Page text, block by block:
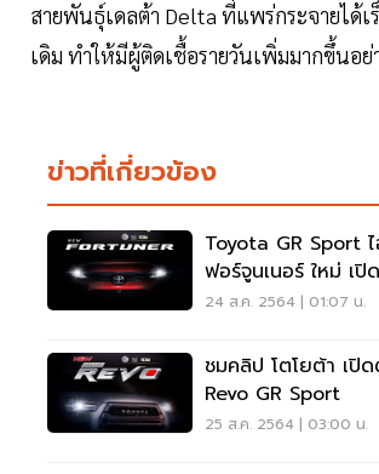
สายพันธุ์เดลต้า Delta ที่แพร่กระจายได้เ
เดิม ทำให้มีผู้ติดเชื้อรายวันเพิ่มมากขึ้นอย่
ข่าวที่เกี่ยวข้อง
Toyota GR Sport
ฟอร์จูนเนอร์ ใหม่ เ
ส.ค.นี้
24 ส.ค. 2564 | 01:07 น.
ชมคลิป โตโยต้า เปิ
Revo GR Sport
25 ส.ค. 2564 | 03:00 น.